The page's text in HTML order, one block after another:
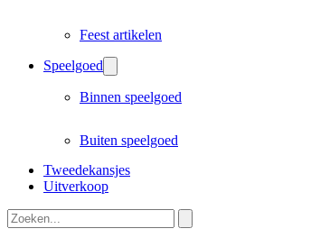
Feest artikelen
Speelgoed
Binnen speelgoed
Buiten speelgoed
Tweedekansjes
Uitverkoop
Zoeken